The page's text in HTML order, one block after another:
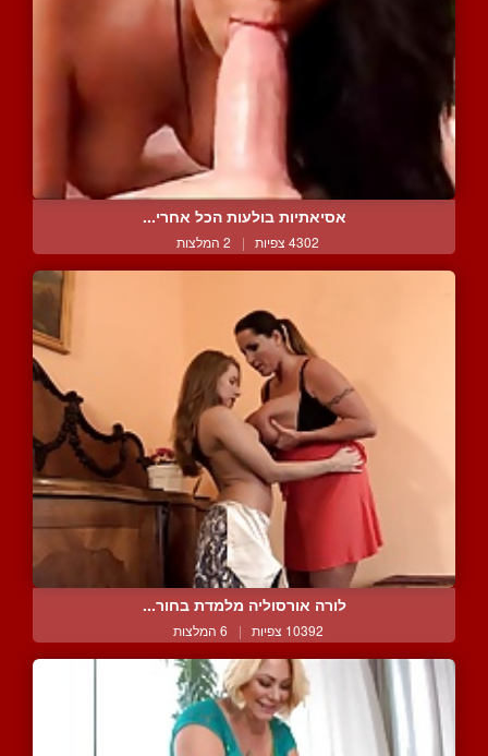
אסיאתיות בולעות הכל אחרי...
4302 צפיות | 2 המלצות
לורה אורסוליה מלמדת בחור...
10392 צפיות | 6 המלצות